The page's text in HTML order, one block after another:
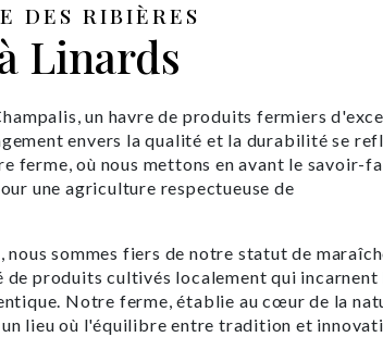
DES RIBIÈRES
Linards
un havre de produits fermiers
envers la qualité et la durabilité se
ferme, où nous mettons en avant le savoir-
une agriculture respectueuse de
nous sommes fiers de notre statut de
de produits cultivés localement qui incarnent
Notre ferme, établie au cœur de la
lieu où l'équilibre entre tradition et